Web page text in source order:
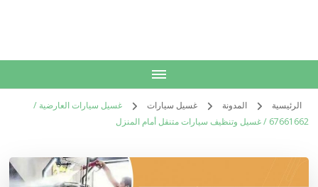
الرئيسية المدونة غسيل سيارات
غسيل سيارات العارضية /
67661662 / غسيل وتنظيف سيارات متنقل أمام المنزل